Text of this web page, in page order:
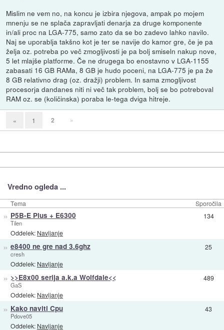
Mislim ne vem no, na koncu je izbira njegova, ampak po mojem
mnenju se ne splača zapravljati denarja za druge komponente
in/ali proc na LGA-775, samo zato da se bo zadevo lahko navilo.
Naj se uporablja takšno kot je ter se navije do kamor gre, če je pa
želja oz. potreba po več zmogljivosti je pa bolj smiseln nakup nove,
5 let mlajše platforme. Če ne drugega bo enostavno v LGA-1155
zabasati 16 GB RAMa, 8 GB je hudo poceni, na LGA-775 je pa že
8 GB relativno drag (oz. dražji) problem. In sama zmogljivost
procesorja dandanes niti ni več tak problem, bolj se bo potreboval
RAM oz. se (količinska) poraba le-tega dviga hitreje.
« 1 2 »
Vredno ogleda ...
Tema Sporočila
» P5B-E Plus + E6300
Tilen
Oddelek: Navijanje
134
» e8400 ne gre nad 3.6ghz
cresh
Oddelek: Navijanje
25
» >>E8x00 serija a.k.a Wolfdale<<
GaS
Oddelek: Navijanje
489
» Kako naviti Cpu
Pdove05
Oddelek: Navijanje
43